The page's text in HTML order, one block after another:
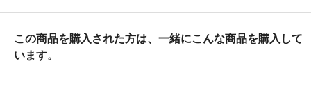
この商品を購入された方は、一緒にこんな商品を購入して
います。